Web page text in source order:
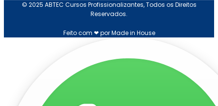
© 2025 ABTEC Cursos Profissionalizantes, Todos os Direitos
Reservados.
Feito com ❤ por Made in House